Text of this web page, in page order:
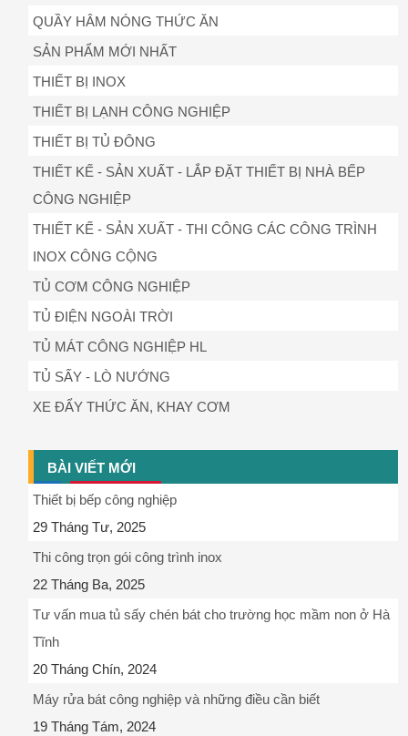
QUẦY HÂM NÓNG THỨC ĂN
SẢN PHẨM MỚI NHẤT
THIẾT BỊ INOX
THIẾT BỊ LẠNH CÔNG NGHIỆP
THIẾT BỊ TỦ ĐÔNG
THIẾT KẾ - SẢN XUẤT - LẮP ĐẶT THIẾT BỊ NHÀ BẾP
CÔNG NGHIỆP
THIẾT KẾ - SẢN XUẤT - THI CÔNG CÁC CÔNG TRÌNH
INOX CÔNG CỘNG
TỦ CƠM CÔNG NGHIỆP
TỦ ĐIỆN NGOÀI TRỜI
TỦ MÁT CÔNG NGHIỆP HL
TỦ SẤY - LÒ NƯỚNG
XE ĐẨY THỨC ĂN, KHAY CƠM
BÀI VIẾT MỚI
Thiết bị bếp công nghiệp
29 Tháng Tư, 2025
Thi công trọn gói công trình inox
22 Tháng Ba, 2025
Tư vấn mua tủ sấy chén bát cho trường học mầm non ở Hà
Tĩnh
20 Tháng Chín, 2024
Máy rửa bát công nghiệp và những điều cần biết
19 Tháng Tám, 2024